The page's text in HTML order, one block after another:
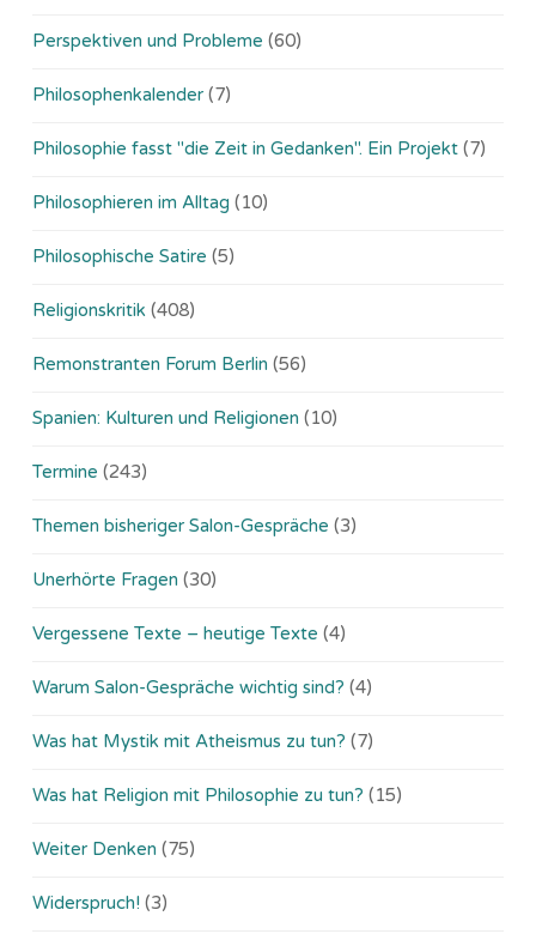
Perspektiven und Probleme (60)
Philosophenkalender (7)
Philosophie fasst "die Zeit in Gedanken". Ein Projekt (7)
Philosophieren im Alltag (10)
Philosophische Satire (5)
Religionskritik (408)
Remonstranten Forum Berlin (56)
Spanien: Kulturen und Religionen (10)
Termine (243)
Themen bisheriger Salon-Gespräche (3)
Unerhörte Fragen (30)
Vergessene Texte – heutige Texte (4)
Warum Salon-Gespräche wichtig sind? (4)
Was hat Mystik mit Atheismus zu tun? (7)
Was hat Religion mit Philosophie zu tun? (15)
Weiter Denken (75)
Widerspruch! (3)